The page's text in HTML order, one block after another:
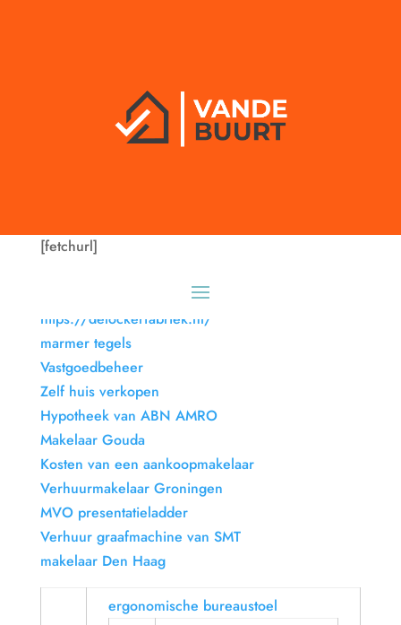
Partners
[fetchurl]
https://slotenmakersnel.nl/
https://delockerfabriek.nl/
marmer tegels
Vastgoedbeheer
Zelf huis verkopen
Hypotheek van ABN AMRO
Makelaar Gouda
Kosten van een aankoopmakelaar
Verhuurmakelaar Groningen
MVO presentatieladder
Verhuur graafmachine van SMT
makelaar Den Haag
ergonomische bureaustoel